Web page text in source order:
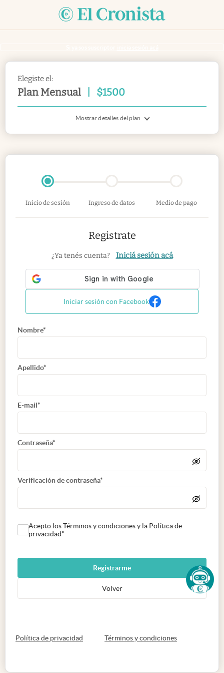
Elegiste el:
Plan Mensual $1500
Mostrar detalles del plan
Inicio de sesión Ingreso de datos Medio de pago
Registrate
¿Ya tenés cuenta? Iniciá sesión acá
Iniciar sesión con Facebook
Nombre*
Apellido*
E-mail*
Contraseña*
Verificación de contraseña*
Acepto los Términos y condiciones y la Política de
privacidad*
Registrarme
Volver
Política de privacidad abre en nueva pestaña
Términos y condicionesabre en nueva